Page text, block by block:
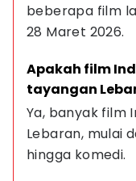
beberapa film
28 Maret 2026.
Apakah film
tayangan
Ya, banyak film
Lebaran, mulai
hingga komedi.